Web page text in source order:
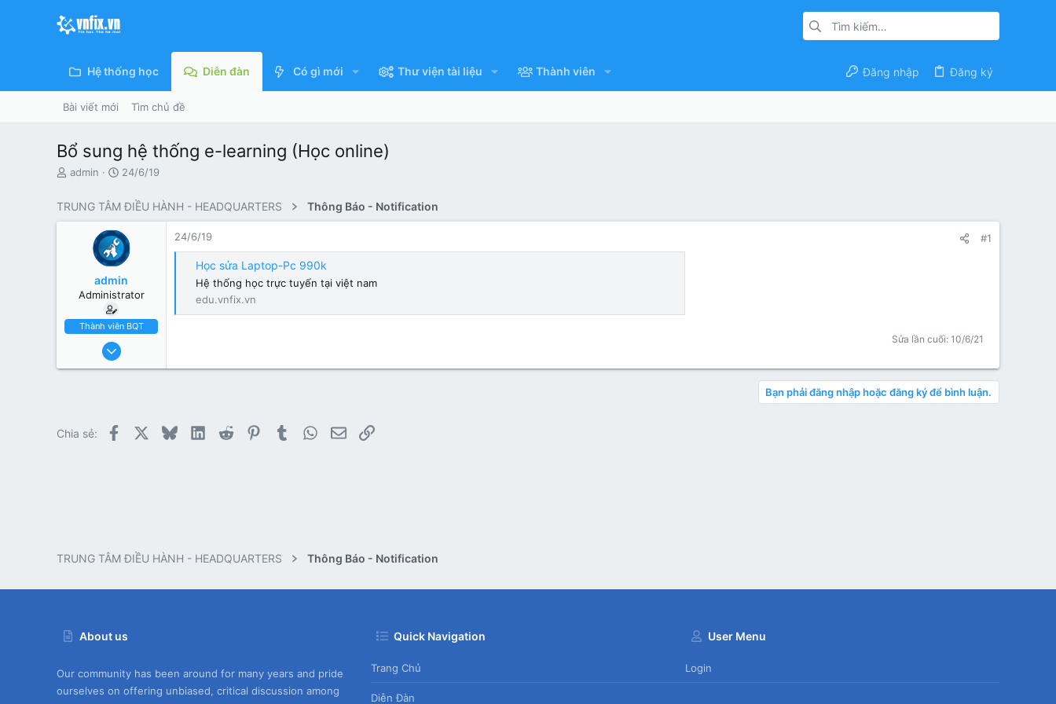
Hệ thống học Diễn đàn Có gì mới Thư viện tài liệu Thành viên Đăng nhập Đăng ký
Bài viết mới Tìm chủ đề
Bổ sung hệ thống e-learning (Học online)
N
ờ
admin
N
y
ử
i
24/6/19
TRUNG TÂM ĐIỀU HÀNH - HEADQUARTERS Thông Báo - Notification
admin
Administrator
Thành viên BQT
24/6/19 #1
Học sửa Laptop-Pc 990k
Hệ thống học trực tuyến tại việt nam
edu.vnfix.vn
Sửa lần cuối: 10/6/21
Bạn phải đăng nhập hoặc đăng ký để bình luận.
Chia sẻ: Facebook BlueskyLinkedIn
Reddit PinterestTumblrWhatsApp
EmailLink
TRUNG TÂM ĐIỀU HÀNH - HEADQUARTERS Thông Báo - Notification
About us
Our community has been around for many years and pride
ourselves on offering unbiased, critical discussion among
Quick Navigation
Trang Chủ
Diễn Đàn
User Menu
Login